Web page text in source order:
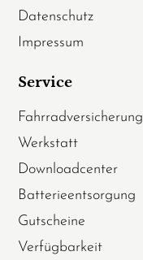
Datenschutz
Impressum
Service
Fahrradversicherung
Werkstatt
Downloadcenter
Batterieentsorgung
Gutscheine
Verfügbarkeit